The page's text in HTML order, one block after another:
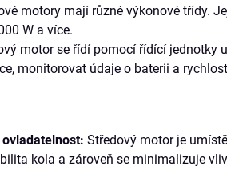
motory mají různé výkonové třídy.
W a více.
motor se řídí pomocí řídící jednotky
monitorovat údaje o baterii a
Středový motor je
kola a zároveň se minimalizuje